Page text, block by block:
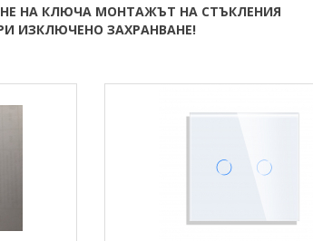
НА КЛЮЧА МОНТАЖЪТ НА СТЪКЛЕНИЯ
ИЗКЛЮЧЕНО ЗАХРАНВАНЕ!